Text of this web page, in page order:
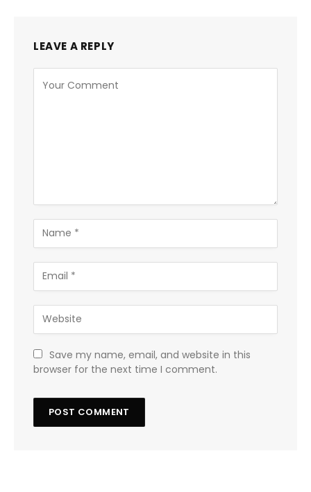
LEAVE A REPLY
Save my name, email, and website in this
browser for the next time I comment.